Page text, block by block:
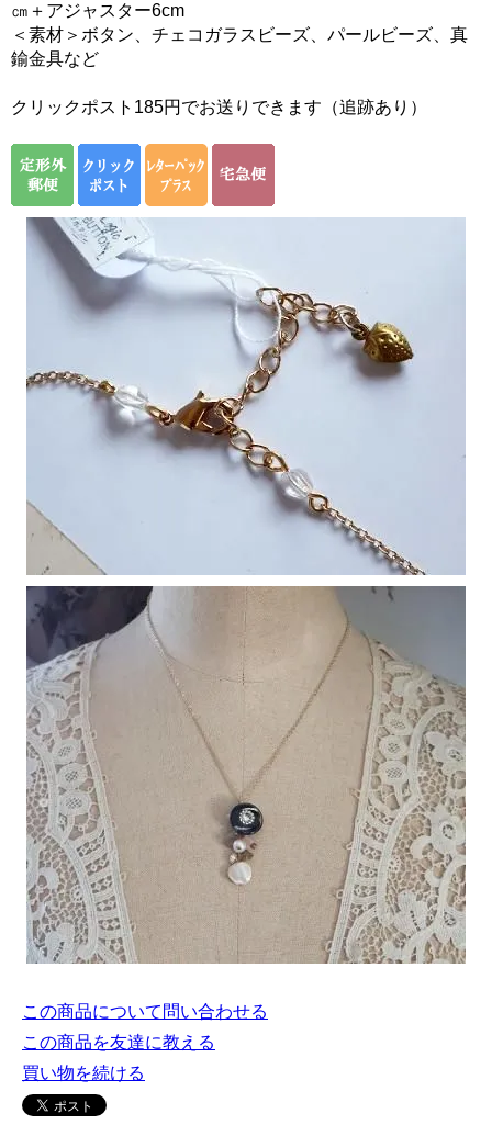
㎝＋アジャスター6cm
＜素材＞ボタン、チェコガラスビーズ、パールビーズ、真
鍮金具など
クリックポスト185円でお送りできます（追跡あり）
この商品について問い合わせる
この商品を友達に教える
買い物を続ける